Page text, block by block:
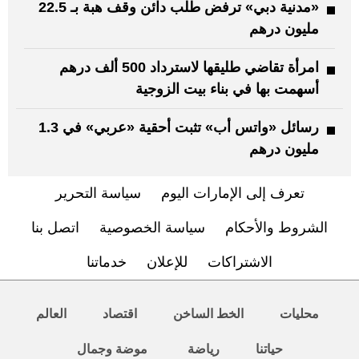
«مدنية دبي» ترفض طلب دائن وقف هبة بـ 22.5
مليون درهم
امرأة تقاضي طليقها لاسترداد 500 ألف درهم
أسهمت بها في بناء بيت الزوجية
رسائل «واتس أب» تثبت أحقية «عربي» في 1.3
مليون درهم
تعرف إلى الإمارات اليوم سياسة التحرير
الشروط والأحكام سياسة الخصوصية اتصل بنا
الاشتراكات للإعلان خدماتنا
محليات الخط الساخن اقتصاد العالم
حياتنا رياضة موضة وجمال